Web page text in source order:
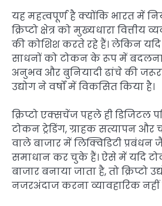
यह महत्वपूर्ण है क्योंकि भारत में
क्रिप्टो क्षेत्र को मुख्यधारा
की कोशिश करते रहे हैं। लेकिन यदि
साधनों को टोकन के रूप में
अनुभव और बुनियादी ढांचे की
उद्योग ने वर्षों में विकसित किया है।
क्रिप्टो एक्सचेंज पहले ही डिजिटल
टोकन ट्रेडिंग, ग्राहक सत्यापन और
वाले बाजार में लिक्विडिटी प्रबंधन
समाधान कर चुके हैं। ऐसे में यदि
बाजार बनाया जाता है, तो क्रिप्टो
नजरअंदाज करना व्यावहारिक नहीं